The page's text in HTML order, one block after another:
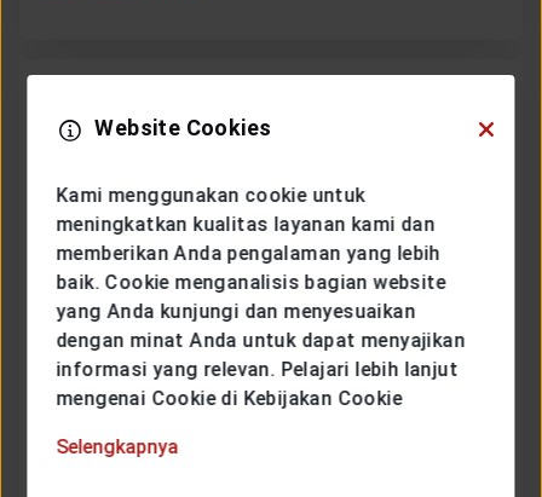
Website Cookies
Kami menggunakan cookie untuk
meningkatkan kualitas layanan kami dan
memberikan Anda pengalaman yang lebih
baik. Cookie menganalisis bagian website
yang Anda kunjungi dan menyesuaikan
dengan minat Anda untuk dapat menyajikan
informasi yang relevan. Pelajari lebih lanjut
mengenai Cookie di Kebijakan Cookie
Selengkapnya